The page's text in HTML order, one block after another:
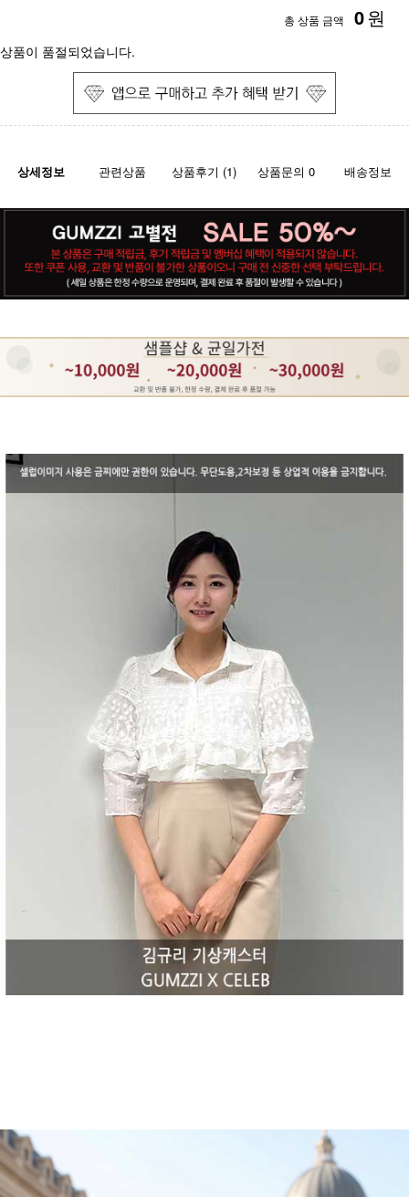
총 상품 금액 0원
상품이 품절되었습니다.
상세정보 관련상품 상품후기 (1) 상품문의 0 배송정보